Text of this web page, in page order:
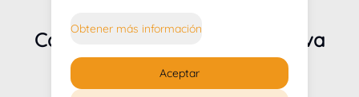
Cachorros en venta de Jacshiva
Este criador no tiene camadas disponibles
Obtener más información
Aceptar